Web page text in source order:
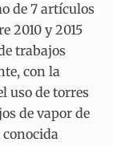
de 7 artículos
2010 y 2015
trabajos
con la
uso de torres
de vapor de
conocida